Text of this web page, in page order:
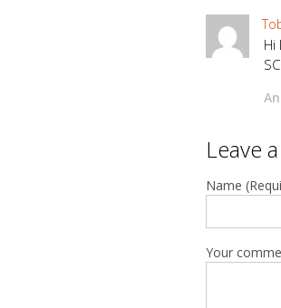
Hi
Leave
Name
Your